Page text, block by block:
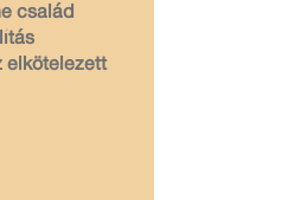
család
elkötelezett